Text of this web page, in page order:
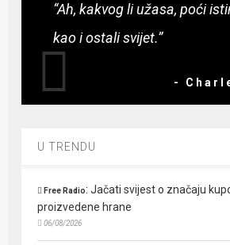
“Ah, kakvog li užasa, poći
kao i ostali svijet.”
-
U TRENDU
Free Radio:Jačati svijest o značaju
proizvedene hrane
06/08/2026